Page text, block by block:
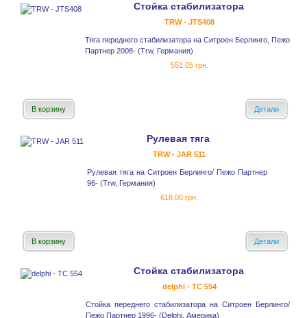
Стойка стабилизатора
TRW - JTS408
Тяга переднего стабилизатора на Ситроен Берлинго, Пежо
Партнер 2008- (Trw, Германия)
551.05 грн.
В корзину Детали
Рулевая тяга
TRW - JAR 511
Рулевая тяга на Ситроен Берлинго/ Пежо Партнер
96- (Trw, Германия)
618.00 грн.
В корзину Детали
Стойка стабилизатора
delphi - TC 554
Стойка переднего стабилизатора на Ситроен Берлинго/
Пежо Партнер 1996- (Delphi, Америка)